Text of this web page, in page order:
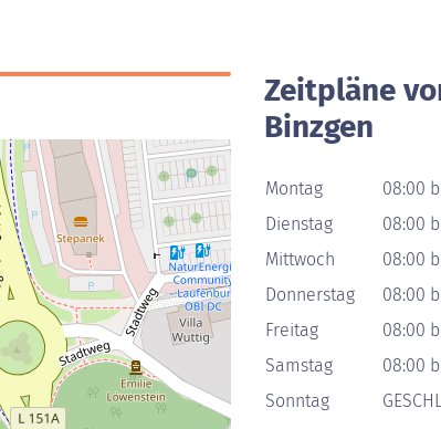
Zeitpläne
Binzgen
Montag
08:00
Dienstag
08:00
Mittwoch
08:00
Donnerstag
08:00
Freitag
08:00
Samstag
08:00
Sonntag